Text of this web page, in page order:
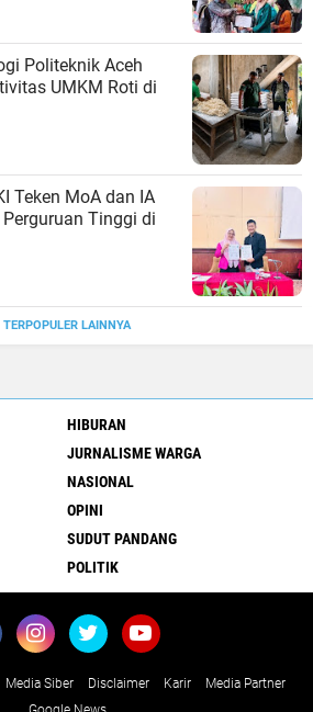
Politeknik Aceh
UMKM Roti di
Teken MoA dan IA
Tinggi di
TERPOPULER LAINNYA
HIBURAN
JURNALISME WARGA
NASIONAL
OPINI
SUDUT PANDANG
POLITIK
Media Siber Disclaimer Karir
Media Partner